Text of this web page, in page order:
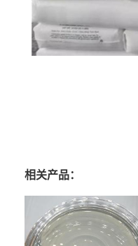
相关产品：